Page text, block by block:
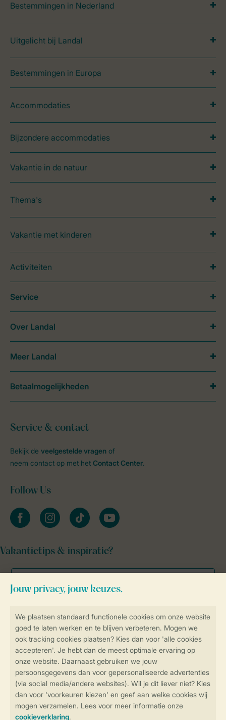
Controle over jouw gegevens &
Veilig en snel online boeken
Veilige gegevensoverdracht
Veilige betaling
Bestemmingen in Nederland
Uitgelicht bij Landal
Bestemmingen in Europa
Accommodaties
Bijzondere accommodaties
Vakantie in de natuur
Thema's
Vakantie met kinderen
Activiteiten
Service & contact
Bekijk de veelgestelde vragen of
neem contact op met het Contact Center.
Follow Us
facebookinstagramtiktok youtube
Vakantietips & inspiratie?
Service
Over Landal
Meer Landal
Betaalmogelijkheden